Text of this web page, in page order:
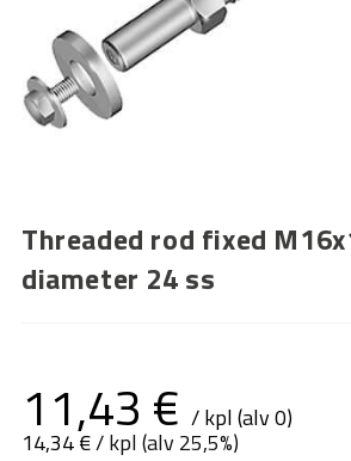
Threaded rod fixed
diameter 24 ss
11,43 € / kpl (alv 0)
14,34€/ kpl (alv 25,5%)